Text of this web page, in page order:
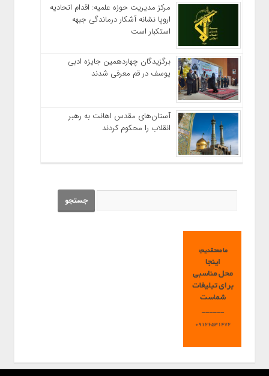
مرکز مدیریت حوزه علمیه: اقدام اتحادیه
اروپا نشانه آشکار درماندگی جبهه
استکبار است
برگزیدگان چهاردهمین جایزه ادبی
یوسف در قم معرفی شدند
آستان‌های مقدس اهانت به رهبر
انقلاب را محکوم کردند